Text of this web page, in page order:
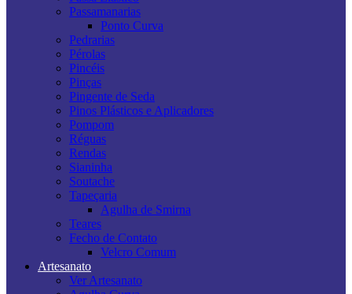
Passamanarias
Ponto Curva
Pedrarias
Pérolas
Pincéis
Pinças
Pingente de Seda
Pinos Plásticos e Aplicadores
Pompom
Réguas
Rendas
Sianinha
Soutache
Tapeçaria
Agulha de Smirna
Teares
Fecho de Contato
Velcro Comum
Artesanato
Ver Artesanato